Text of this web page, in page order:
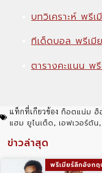
บทวิเคราะห์ พรี
ทีเด็ดบอล พรีเ
ตารางคะแนน พ
แท็กที่เกียวข้อง ท็อตแน่ม ฮ็
แฮม ยูไนเต็ด, เอฟเวอร์ตัน,
ข่าวล่าสุด
พรีเมียร์ลีกอังกฤ